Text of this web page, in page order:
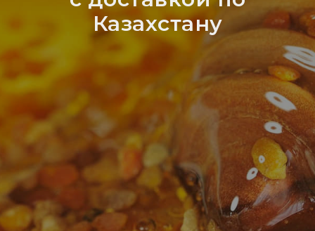
Казахстану